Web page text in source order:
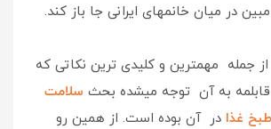
در میان خانمهای ایرانی جا باز کند.
جمله مهمترین و کلیدی ترین نکاتی که
به آن توجه میشده بحث سلامت
غذا در آن بوده است. از همین رو